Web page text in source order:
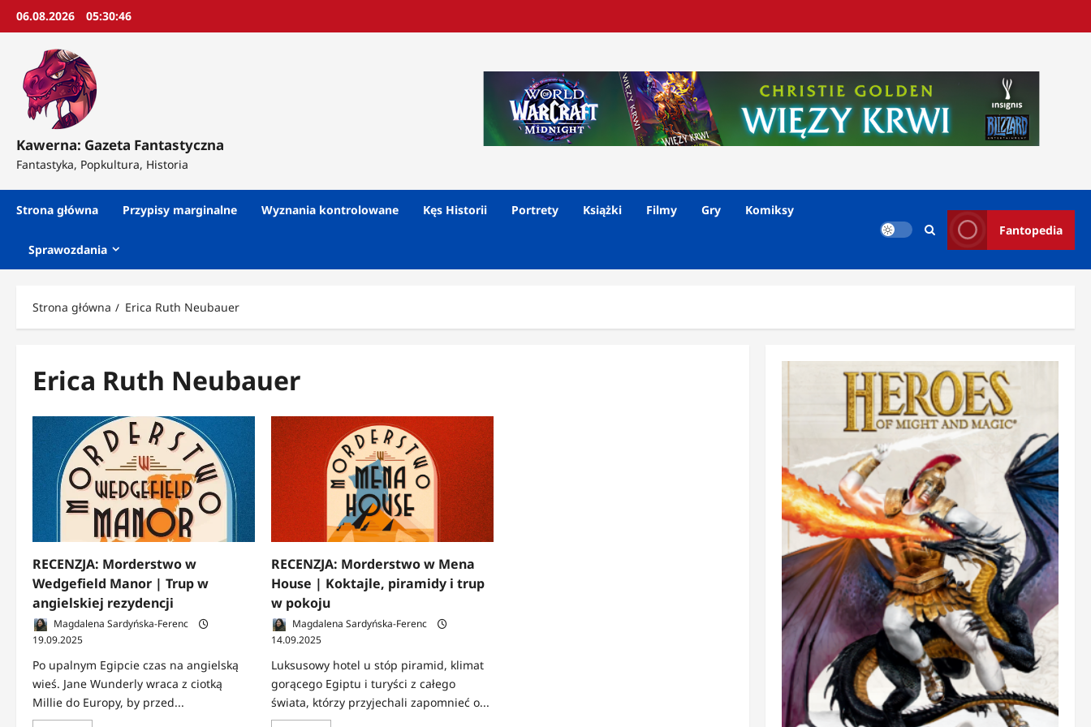
Przejdź
06.08.2026 05:30:48
Kawerna: Gazeta Fantastyczna
Fantastyka, Popkultura, Historia
Strona główna Przypisy marginalne Wyznania kontrolowane Kęs Historii Portrety Książki Filmy Gry Komiksy
Sprawozdania
Fantopedia
Strona główna Erica Ruth Neubauer
Erica Ruth Neubauer
RECENZJA: Morderstwo w
Wedgefield Manor | Trup w
angielskiej rezydencji
Magdalena Sardyńska-Ferenc
19.09.2025
Po upalnym Egipcie czas na angielską
wieś. Jane Wunderly wraca z ciotką
Millie do Europy, by przed...
RECENZJA: Morderstwo w Mena
House | Koktajle, piramidy i trup
w pokoju
Magdalena Sardyńska-Ferenc
14.09.2025
Luksusowy hotel u stóp piramid, klimat
gorącego Egiptu i turyści z całego
świata, którzy przyjechali zapomnieć o...